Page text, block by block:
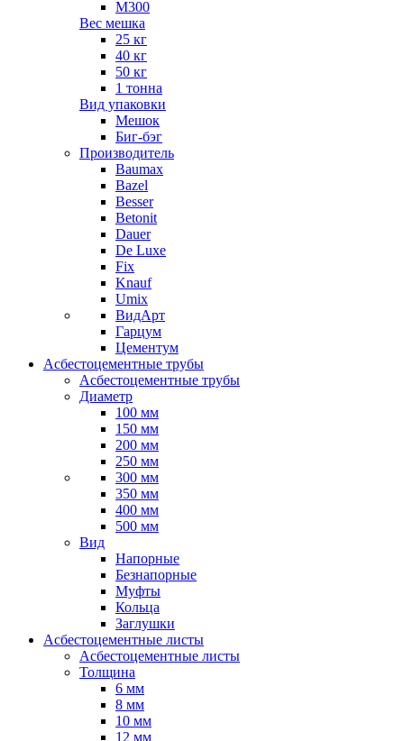
М300
Вес мешка
25 кг
40 кг
50 кг
1 тонна
Вид упаковки
Мешок
Биг-бэг
Производитель
Baumax
Bazel
Besser
Betonit
Dauer
De Luxe
Fix
Knauf
Umix
ВидАрт
Гарцум
Цементум
Асбестоцементные трубы
Асбестоцементные трубы
Диаметр
100 мм
150 мм
200 мм
250 мм
300 мм
350 мм
400 мм
500 мм
Вид
Напорные
Безнапорные
Муфты
Кольца
Заглушки
Асбестоцементные листы
Асбестоцементные листы
Толщина
6 мм
8 мм
10 мм
12 мм